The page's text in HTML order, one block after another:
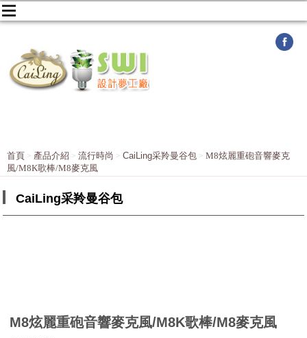
首頁 產品介紹 流行時尚 CaiLing采羚曼谷包
M8炫麗重砲音響麥克
風/M8K歌棒/M8麥克風
CaiLing采羚曼谷包
M8炫麗重砲音響麥克風/M8K歌棒/M8麥克風